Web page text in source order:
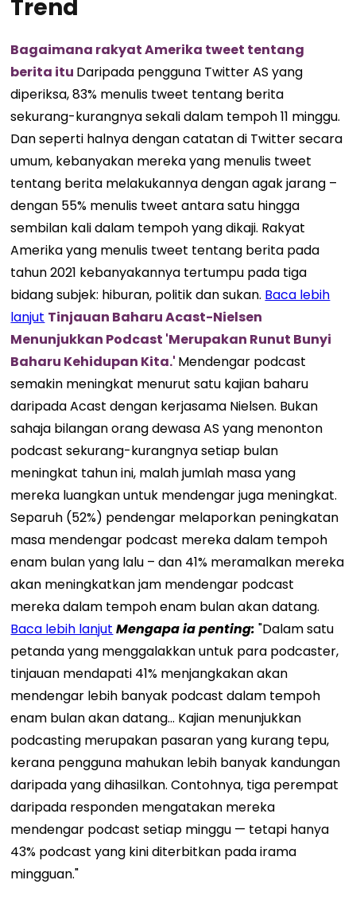
Trend
Bagaimana rakyat Amerika tweet tentang
berita itu Daripada pengguna Twitter AS yang
diperiksa, 83% menulis tweet tentang berita
sekurang-kurangnya sekali dalam tempoh 11 minggu.
Dan seperti halnya dengan catatan di Twitter secara
umum, kebanyakan mereka yang menulis tweet
tentang berita melakukannya dengan agak jarang –
dengan 55% menulis tweet antara satu hingga
sembilan kali dalam tempoh yang dikaji. Rakyat
Amerika yang menulis tweet tentang berita pada
tahun 2021 kebanyakannya tertumpu pada tiga
bidang subjek: hiburan, politik dan sukan. Baca lebih
lanjut Tinjauan Baharu Acast-Nielsen
Menunjukkan Podcast 'Merupakan Runut Bunyi
Baharu Kehidupan Kita.' Mendengar podcast
semakin meningkat menurut satu kajian baharu
daripada Acast dengan kerjasama Nielsen. Bukan
sahaja bilangan orang dewasa AS yang menonton
podcast sekurang-kurangnya setiap bulan
meningkat tahun ini, malah jumlah masa yang
mereka luangkan untuk mendengar juga meningkat.
Separuh (52%) pendengar melaporkan peningkatan
masa mendengar podcast mereka dalam tempoh
enam bulan yang lalu – dan 41% meramalkan mereka
akan meningkatkan jam mendengar podcast
mereka dalam tempoh enam bulan akan datang.
Baca lebih lanjut Mengapa ia penting:"Dalam satu
petanda yang menggalakkan untuk para podcaster,
tinjauan mendapati 41% menjangkakan akan
mendengar lebih banyak podcast dalam tempoh
enam bulan akan datang... Kajian menunjukkan
podcasting merupakan pasaran yang kurang tepu,
kerana pengguna mahukan lebih banyak kandungan
daripada yang dihasilkan. Contohnya, tiga perempat
daripada responden mengatakan mereka
mendengar podcast setiap minggu — tetapi hanya
43% podcast yang kini diterbitkan pada irama
mingguan."